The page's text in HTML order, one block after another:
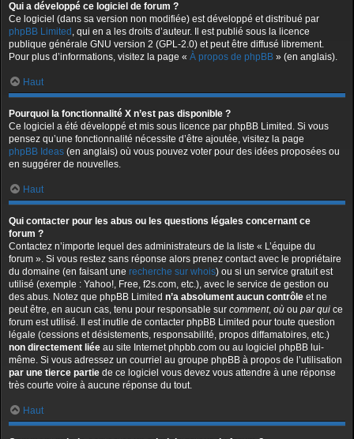
Qui a développé ce logiciel de forum ?
Ce logiciel (dans sa version non modifiée) est développé et distribué par
phpBB Limited , qui en a les droits d’auteur. Il est publié sous la licence
publique générale GNU version 2 (GPL-2.0) et peut être diffusé librement.
Pour plus d’informations, visitez la page « À propos de phpBB » (en anglais).
Haut
Pourquoi la fonctionnalité X n’est pas disponible ?
Ce logiciel a été développé et mis sous licence par phpBB Limited. Si vous
pensez qu’une fonctionnalité nécessite d’être ajoutée, visitez la page
phpBB Ideas (en anglais) où vous pouvez voter pour des idées proposées ou
en suggérer de nouvelles.
Haut
Qui contacter pour les abus ou les questions légales concernant ce
forum ?
Contactez n’importe lequel des administrateurs de la liste « L’équipe du
forum ». Si vous restez sans réponse alors prenez contact avec le propriétaire
du domaine (en faisant une recherche sur whois) ou si un service gratuit est
utilisé (exemple : Yahoo!, Free, f2s.com, etc.), avec le service de gestion ou
des abus. Notez que phpBB Limited n’a absolument aucun contrôle et ne
peut être, en aucun cas, tenu pour responsable sur comment, où ou par qui ce
forum est utilisé. Il est inutile de contacter phpBB Limited pour toute question
légale (cessions et désistements, responsabilité, propos diffamatoires, etc.)
non directement liée au site Internet phpbb.com ou au logiciel phpBB lui-
même. Si vous adressez un courriel au groupe phpBB à propos de l’utilisation
par une tierce partie de ce logiciel vous devez vous attendre à une réponse
très courte voire à aucune réponse du tout.
Haut